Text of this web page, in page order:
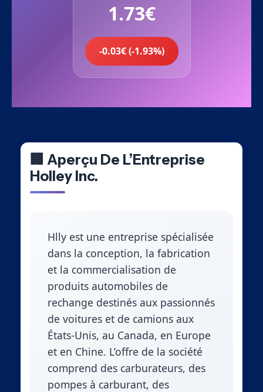
1.73€
-0.03€ (-1.93%)
🏢 Aperçu De L’Entreprise
Holley Inc.
Hlly est une entreprise spécialisée
dans la conception, la fabrication
et la commercialisation de
produits automobiles de
rechange destinés aux passionnés
de voitures et de camions aux
États-Unis, au Canada, en Europe
et en Chine. L’offre de la société
comprend des carburateurs, des
pompes à carburant, des